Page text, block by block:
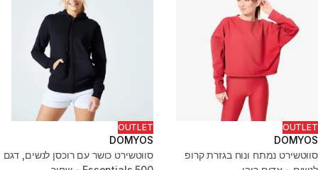
OUTLET
DOMYOS
סווטשירט נמתח ונוח בגזרת קרופ
OUTLET
DOMYOS
סווטשירט כושר עם רוכסן לנשים, דגם